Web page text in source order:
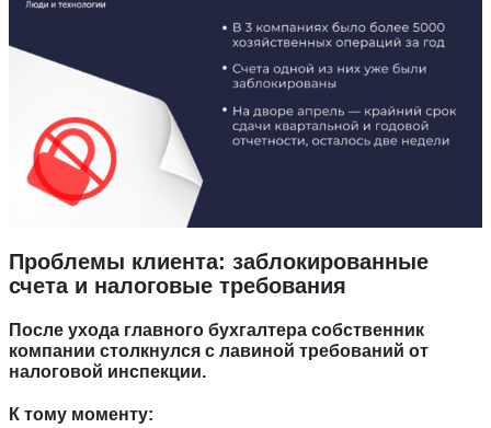
Проблемы клиента: заблокированные
счета и налоговые требования
После ухода главного бухгалтера собственник
компании столкнулся с лавиной требований от
налоговой инспекции.
К тому моменту: